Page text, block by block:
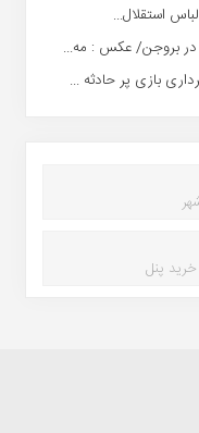
استقلال...
در بروجن/ عکس : مه...
بازی پر حادثه ...